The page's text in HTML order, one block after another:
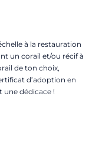
à la restauration
un corail et/ou récif à
de ton choix,
d’adoption en
une dédicace !